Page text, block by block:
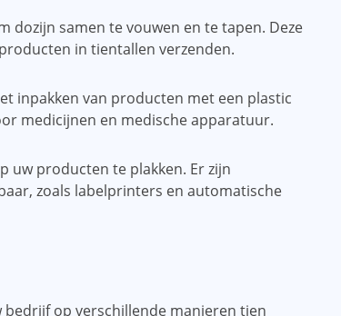
dozijn samen te vouwen en te tapen. Deze
in tientallen verzenden.
inpakken van producten met een plastic
medicijnen en medische apparatuur.
uw producten te plakken. Er zijn
zoals labelprinters en automatische
bedrijf op verschillende manieren tien